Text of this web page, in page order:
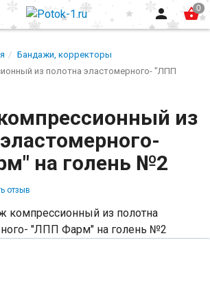
Бандажи, корректоры
из полотна эластомерного- "ЛПП
из
на голень №2
отзыв